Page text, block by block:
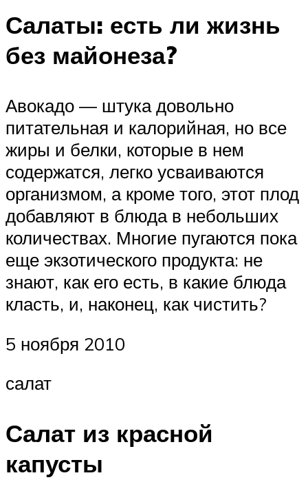
Салаты: есть ли жизнь
без майонеза?
Авокадо — штука довольно
питательная и калорийная, но все
жиры и белки, которые в нем
содержатся, легко усваиваются
организмом, а кроме того, этот плод
добавляют в блюда в небольших
количествах. Многие пугаются пока
еще экзотического продукта: не
знают, как его есть, в какие блюда
класть, и, наконец, как чистить?
5 ноября 2010
салат
Салат из красной
капусты